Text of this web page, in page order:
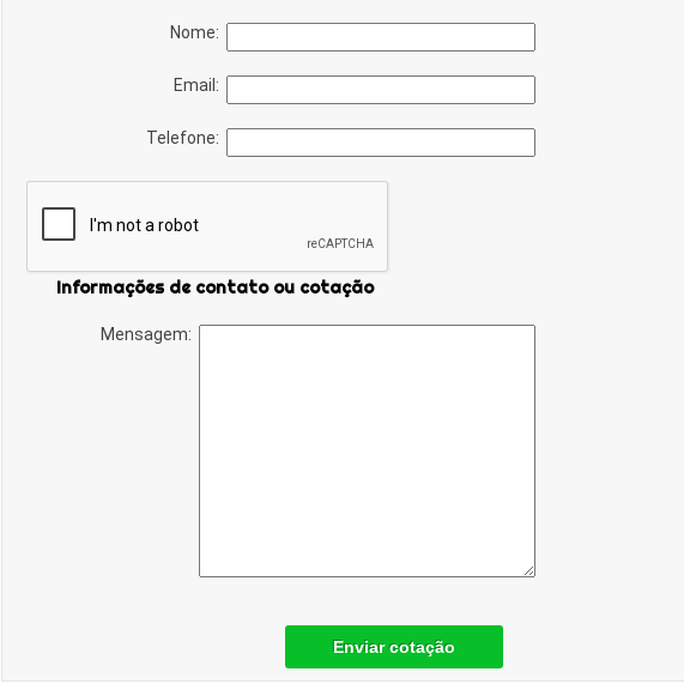
Nome:
Email:
Telefone:
Informações de contato ou cotação
Mensagem:
Enviar cotação